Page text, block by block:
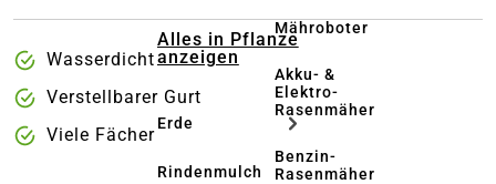
Alles in Pflanze
anzeigen
Erde
Rindenmulch
Mähroboter
Akku- &
Elektro-
Rasenmäher
Benzin-
Rasenmäher
Wasserdicht
Verstellbarer Gurt
Viele Fächer